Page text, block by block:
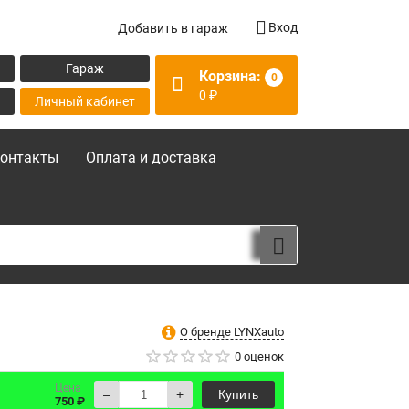
Добавить в гараж Вход
Гараж
Личный кабинет
Корзина: 0
0 ₽
Оплата и доставка
О бренде LYNXauto
0 оценок
Цена
750 ₽ – + Купить